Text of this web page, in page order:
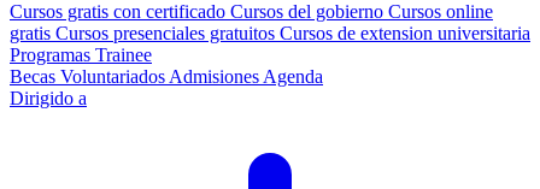
Cursos gratis con certificado Cursos del gobierno Cursos online
gratis Cursos presenciales gratuitos Cursos de extension universitaria
Programas Trainee
Becas Voluntariados Admisiones Agenda
Dirigido a